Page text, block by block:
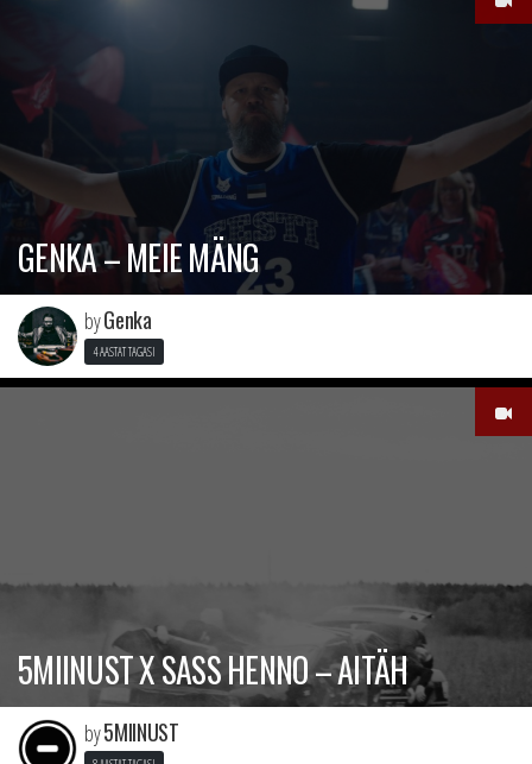
GENKA – MEIE MÄNG
byGenka
4 AASTAT TAGASI
5MIINUST X SASS HENNO – AITÄH
by5MIINUST